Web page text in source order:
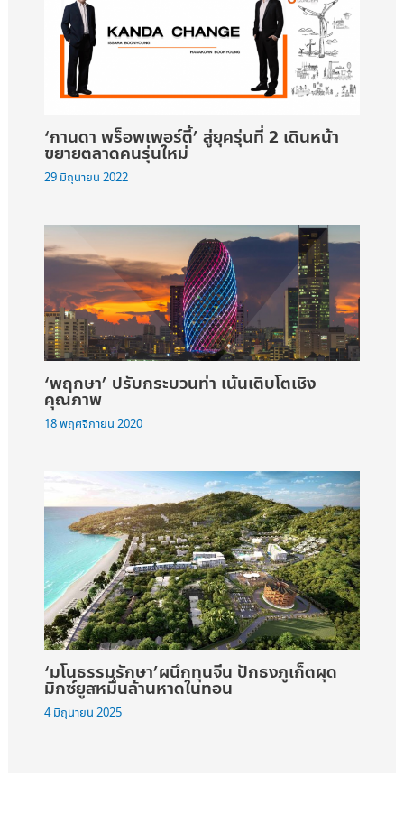
‘กานดา พร็อพเพอร์ตี้’ สู่ยุครุ่นที่ 2 เดินหน้า
ขยายตลาดคนรุ่นใหม่
29 มิถุนายน 2022
‘พฤกษา’ ปรับกระบวนท่า เน้นเติบโตเชิง
คุณภาพ
18 พฤศจิกายน 2020
‘มโนธรรมรักษา’ผนึกทุนจีน ปักธงภูเก็ตผุด
มิกซ์ยูสหมื่นล้านหาดในทอน
4 มิถุนายน 2025